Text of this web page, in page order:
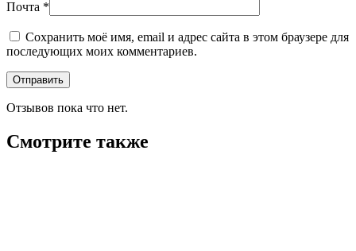
Почта *
Сохранить моё имя, email и адрес сайта в этом браузере для
последующих моих комментариев.
Отзывов пока что нет.
Смотрите также